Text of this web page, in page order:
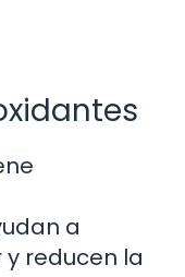
a
reducen la